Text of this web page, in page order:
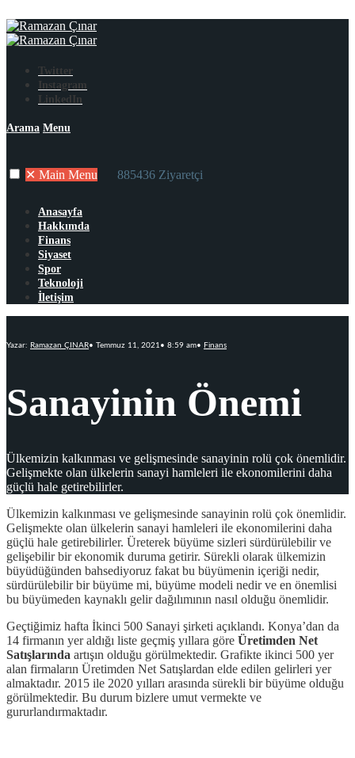
Twitter
Instagram
LinkedIn
Arama Menu
✕ Main Menu 885436 Ziyaretçi
Anasayfa
Hakkımda
Finans
Siyaset
Spor
Teknoloji
İletişim
Yazar: Ramazan ÇINAR• Temmuz 11, 2021 • 8:59 am• Finans
Sanayinin Önemi
Ülkemizin kalkınması ve gelişmesinde sanayinin rolü çok önemlidir.
Gelişmekte olan ülkelerin sanayi hamleleri ile ekonomilerini daha
güçlü hale getirebilirler.
Ülkemizin kalkınması ve gelişmesinde sanayinin rolü çok önemlidir.
Gelişmekte olan ülkelerin sanayi hamleleri ile ekonomilerini daha
güçlü hale getirebilirler. Üreterek büyüme sizleri sürdürülebilir ve
gelişebilir bir ekonomik duruma getirir. Sürekli olarak ülkemizin
büyüdüğünden bahsediyoruz fakat bu büyümenin içeriği nedir,
sürdürülebilir bir büyüme mi, büyüme modeli nedir ve en önemlisi
bu büyümeden kaynaklı gelir dağılımının nasıl olduğu önemlidir.
Geçtiğimiz hafta İkinci 500 Sanayi şirketi açıklandı. Konya’dan da
14 firmanın yer aldığı liste geçmiş yıllara göre Üretimden Net
Satışlarında artışın olduğu görülmektedir. Grafikte ikinci 500 yer
alan firmaların Üretimden Net Satışlardan elde edilen gelirleri yer
almaktadır. 2015 ile 2020 yılları arasında sürekli bir büyüme olduğu
görülmektedir. Bu durum bizlere umut vermekte ve
gururlandırmaktadır.